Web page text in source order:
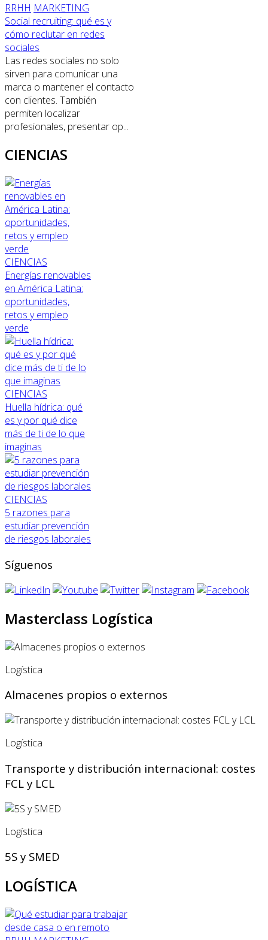
RRHH MARKETING
Social recruiting: qué es y
cómo reclutar en redes
sociales
Las redes sociales no solo
sirven para comunicar una
marca o mantener el contacto
con clientes. También
permiten localizar
profesionales, presentar op...
CIENCIAS
CIENCIAS
Energías renovables
en América Latina:
oportunidades,
retos y empleo
verde
CIENCIAS
Huella hídrica: qué
es y por qué dice
más de ti de lo que
imaginas
CIENCIAS
5 razones para
estudiar prevención
de riesgos laborales
Síguenos
Masterclass Logística
Logística
Almacenes propios o externos
Logística
Transporte y distribución internacional: costes
FCL y LCL
Logística
5S y SMED
LOGÍSTICA